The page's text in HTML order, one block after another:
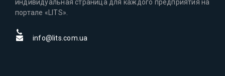
индивидуальная страница для каждого предприятия на
портале «LITS».
info@lits.com.ua